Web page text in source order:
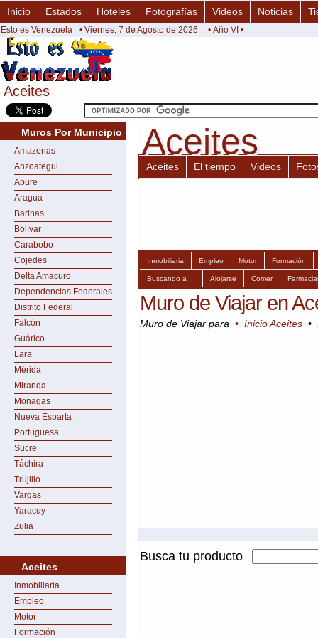
Aceites
Aceites
Inicio Estados Hoteles Fotografías Videos Noticias
Esto es Venezuela • Viernes, 7 de Agosto de 2026 • Año VI •
Muros Por Municipio
Amazonas
Anzoategui
Apure
Aragua
Barinas
Bolívar
Carabobo
Cojedes
Delta Amacuro
Dependencias Federales
Distrito Federal
Falcón
Guárico
Lara
Mérida
Miranda
Monagas
Nueva Esparta
Portuguesa
Sucre
Táchira
Trujillo
Vargas
Yaracuy
Zulia
Aceites
Inmobiliaria
Empleo
Motor
Formación
Aceites
Aceites
Aceites El tiempo Videos
Inmobiliaria Empleo Motor Formación
Buscando a ... Alojarse Comer
Muro de Viajar en
Muro de Viajar para • Inicio Aceites •
Busca tu producto